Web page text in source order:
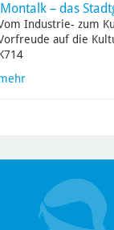
– das
Industrie- zum
auf die